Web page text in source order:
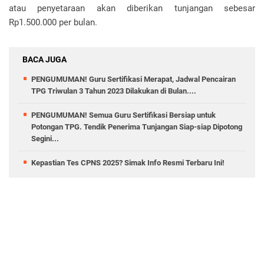
atau penyetaraan akan diberikan tunjangan sebesar
Rp1.500.000 per bulan.
BACA JUGA
PENGUMUMAN! Guru Sertifikasi Merapat, Jadwal Pencairan
TPG Triwulan 3 Tahun 2023 Dilakukan di Bulan....
PENGUMUMAN! Semua Guru Sertifikasi Bersiap untuk
Potongan TPG. Tendik Penerima Tunjangan Siap-siap Dipotong
Segini...
Kepastian Tes CPNS 2025? Simak Info Resmi Terbaru Ini!